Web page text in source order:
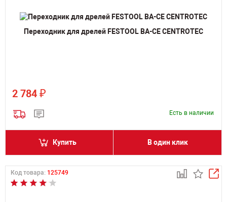
Переходник для дрелей FESTOOL BA-CE CENTROTEC
2 784 ₽
Есть в наличии
Купить В один клик
Код товара: 125749